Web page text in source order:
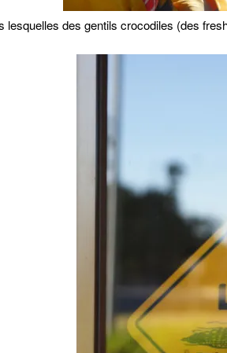
lesquelles des gentils crocodiles (des